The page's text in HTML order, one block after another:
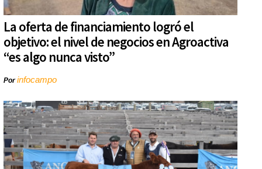
La oferta de financiamiento logró el
objetivo: el nivel de negocios en Agroactiva
“es algo nunca visto”
Porinfocampo